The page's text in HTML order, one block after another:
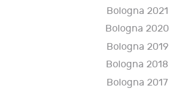
Bologna 2021
Bologna 2020
Bologna 2019
Bologna 2018
Bologna 2017